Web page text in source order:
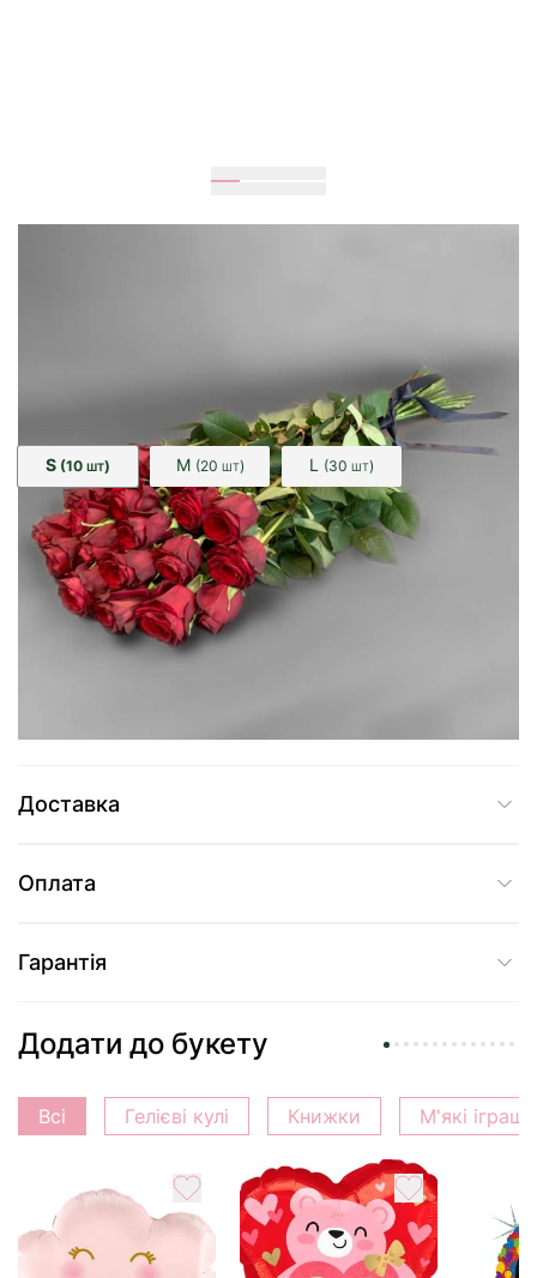
S (10 ШТ) M (20 ШТ) L (30 ШТ)
949 грн
Додати до кошика
Доставка
Оплата
Гарантія
Додати до букету
Всі Гелієві кулі Книжки М'які